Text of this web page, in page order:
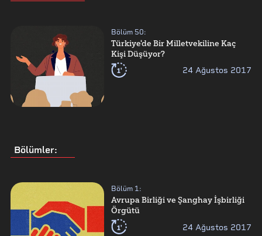
Bölüm 50:
Türkiye'de Bir Milletvekiline Kaç
Kişi Düşüyor?
1' 24 Ağustos 2017
Bölümler:
Bölüm 1:
Avrupa Birliği ve Şanghay İşbirliği
Örgütü
1' 24 Ağustos 2017